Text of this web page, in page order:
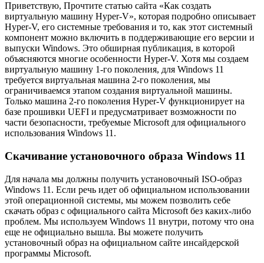
Приветствую, Прочтите статью сайта «Как создать
виртуальную машину Hyper-V», которая подробно описывает
Hyper-V, его системные требования и то, как этот системный
компонент можно включить в поддерживающие его версии и
выпуски Windows. Это обширная публикация, в которой
объясняются многие особенности Hyper-V. Хотя мы создаем
виртуальную машину 1-го поколения, для Windows 11
требуется виртуальная машина 2-го поколения, мы
ограничиваемся этапом создания виртуальной машины.
Только машина 2-го поколения Hyper-V функционирует на
базе прошивки UEFI и предусматривает возможности по
части безопасности, требуемые Microsoft для официального
использования Windows 11.
Скачивание установочного образа Windows 11
Для начала мы должны получить установочный ISO-образ
Windows 11. Если речь идет об официальном использовании
этой операционной системы, мы можем позволить себе
скачать образ с официального сайта Microsoft без каких-либо
проблем. Мы используем Windows 11 внутри, потому что она
еще не официально вышла. Вы можете получить
установочный образ на официальном сайте инсайдерской
программы Microsoft.